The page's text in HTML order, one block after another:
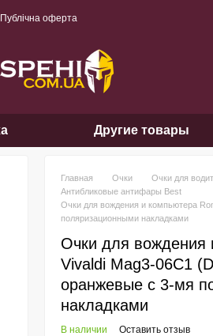
Публічна оферта
Другие товары
Главная Очки Очки для
Антибликовые антифары Best
Очки для вождения и компьютера
поляризационными накладками
Очки для вождения
Vivaldi Mag3-06С1
оранжевые с 3-мя
накладками
В наличии Оставить отзыв